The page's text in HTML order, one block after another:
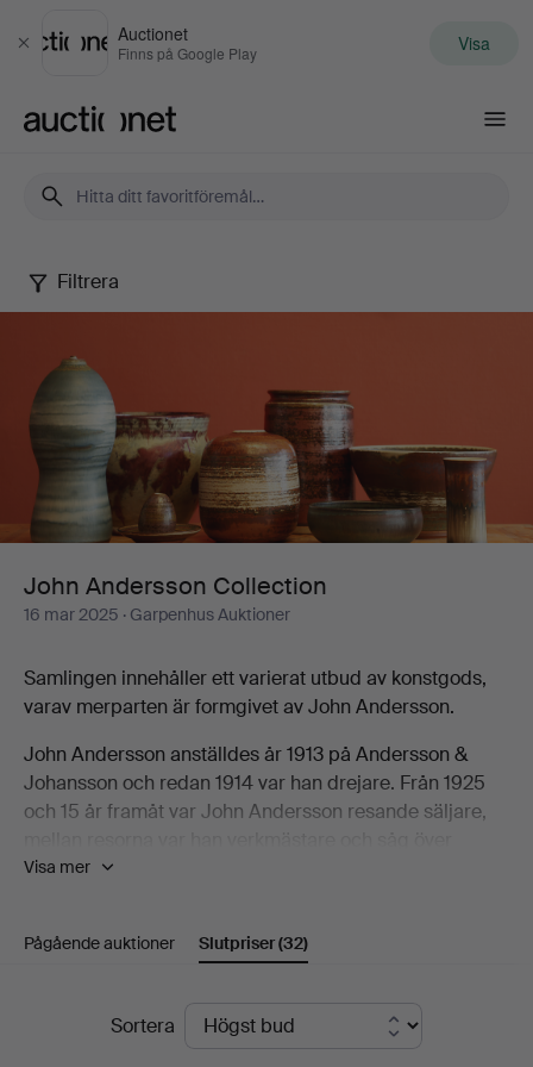
Stäng
Auctionet
Finns på Google Play Visa
John
Andersson
Collection
Filtrera
John Andersson Collection
16 mar 2025 · Garpenhus Auktioner
Samlingen innehåller ett varierat utbud av konstgods,
varav merparten är formgivet av John Andersson.
John Andersson anställdes år 1913 på Andersson &
Johansson och redan 1914 var han drejare. Från 1925
och 15 år framåt var John Andersson resande säljare,
produktionen på
stegen i riktning av ett
modeller för både denna produktion samt
nyttogodsproduktionen, mest känd är bruksvaran Old
Visa mer
Pågående auktioner Slutpriser(32)
SlutpriserSortera